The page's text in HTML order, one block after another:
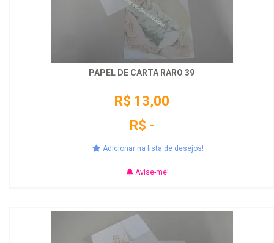
PAPEL DE CARTA RARO 39
R$ 13,00
R$ -
Adicionar na lista de desejos!
Avise-me!